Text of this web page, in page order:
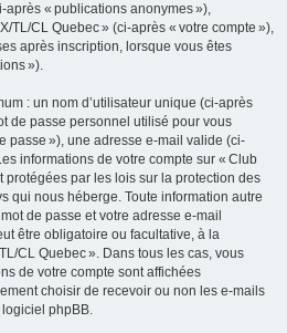
après « publications anonymes »),
TL/CL Quebec » (ci-après « votre compte »),
après inscription, lorsque vous êtes
»).
: un nom d’utilisateur unique (ci-après
de passe personnel utilisé pour vous
passe »), une adresse e-mail valide (ci-
informations de votre compte sur « Club
protégées par les lois sur la protection des
qui nous héberge. Toute information autre
de passe et votre adresse e-mail
être obligatoire ou facultative, à la
CL Quebec ». Dans tous les cas, vous
de votre compte sont affichées
choisir de recevoir ou non les e-mails
phpBB.